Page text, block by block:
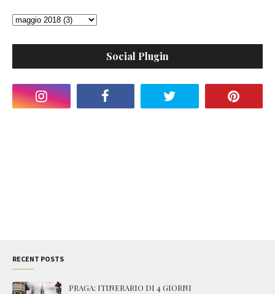
Social Plugin
RECENT POSTS
PRAGA: ITINERARIO DI 4 GIORNI